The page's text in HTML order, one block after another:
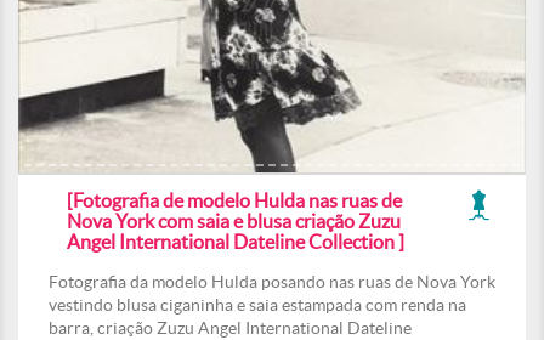
[Fotografia de modelo Hulda nas ruas de
Nova York com saia e blusa criação Zuzu
Angel International Dateline Collection ]
Fotografia da modelo Hulda posando nas ruas de Nova York
vestindo blusa ciganinha e saia estampada com renda na
barra, criação Zuzu Angel International Dateline